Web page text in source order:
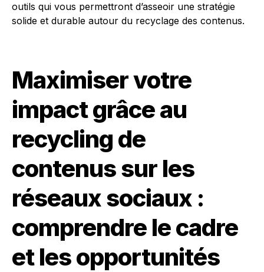
outils qui vous permettront d’asseoir une stratégie
solide et durable autour du recyclage des contenus.
Maximiser votre
impact grâce au
recycling de
contenus sur les
réseaux sociaux :
comprendre le cadre
et les opportunités